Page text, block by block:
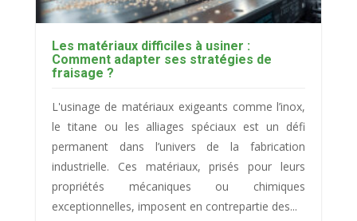
Les matériaux difficiles à usiner :
Comment adapter ses stratégies de
fraisage ?
L'usinage de matériaux exigeants comme l’inox,
le titane ou les alliages spéciaux est un défi
permanent dans l’univers de la fabrication
industrielle. Ces matériaux, prisés pour leurs
propriétés mécaniques ou chimiques
exceptionnelles, imposent en contrepartie des...